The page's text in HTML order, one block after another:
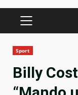
PRIMARY
Sport
Billy